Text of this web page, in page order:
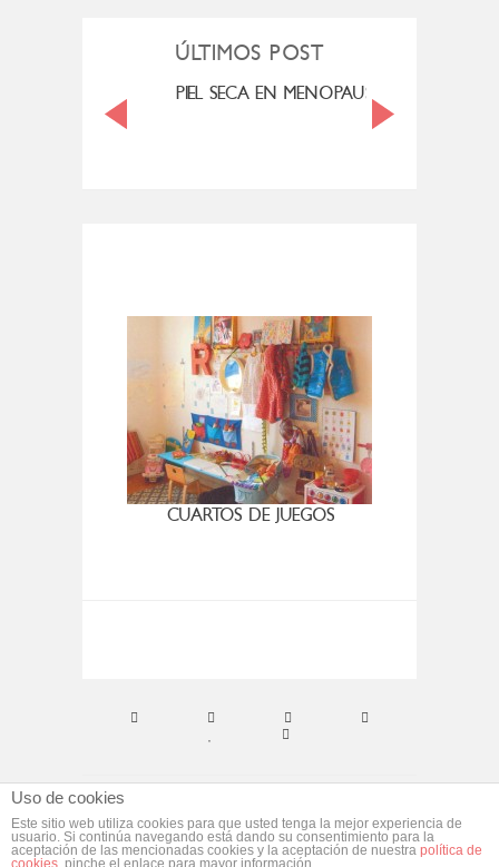
ÚLTIMOS POST
PIEL SECA EN MENOPAUSIA
CUARTOS DE JUEGOS
© ebym. Todos los derechos reservados.Aviso
Legal
Uso de cookies
Este sitio web utiliza cookies para que usted tenga la mejor experiencia de
usuario. Si continúa navegando está dando su consentimiento para la
aceptación de las mencionadas cookies y la aceptación de nuestra política de
cookies , pinche el enlace para mayor información.